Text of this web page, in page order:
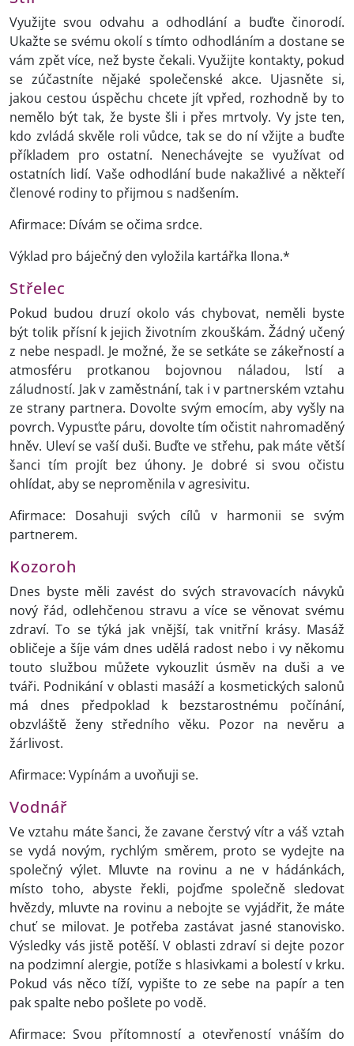
Využijte svou odvahu a odhodlání a buďte činorodí.
Ukažte se svému okolí s tímto odhodláním a dostane se
vám zpět více, než byste čekali. Využijte kontakty, pokud
se zúčastníte nějaké společenské akce. Ujasněte si,
jakou cestou úspěchu chcete jít vpřed, rozhodně by to
nemělo být tak, že byste šli i přes mrtvoly. Vy jste ten,
kdo zvládá skvěle roli vůdce, tak se do ní vžijte a buďte
příkladem pro ostatní. Nenechávejte se využívat od
ostatních lidí. Vaše odhodlání bude nakažlivé a někteří
členové rodiny to přijmou s nadšením.
Afirmace: Dívám se očima srdce.
Výklad pro báječný den vyložila kartářka Ilona.*
Střelec
Pokud budou druzí okolo vás chybovat, neměli byste
být tolik přísní k jejich životním zkouškám. Žádný učený
z nebe nespadl. Je možné, že se setkáte se zákeřností a
atmosféru protkanou bojovnou náladou, lstí a
záludností. Jak v zaměstnání, tak i v partnerském vztahu
ze strany partnera. Dovolte svým emocím, aby vyšly na
povrch. Vypusťte páru, dovolte tím očistit nahromaděný
hněv. Uleví se vaší duši. Buďte ve střehu, pak máte větší
šanci tím projít bez úhony. Je dobré si svou očistu
ohlídat, aby se neproměnila v agresivitu.
Afirmace: Dosahuji svých cílů v harmonii se svým
partnerem.
Kozoroh
Dnes byste měli zavést do svých stravovacích návyků
nový řád, odlehčenou stravu a více se věnovat svému
zdraví. To se týká jak vnější, tak vnitřní krásy. Masáž
obličeje a šíje vám dnes udělá radost nebo i vy někomu
touto službou můžete vykouzlit úsměv na duši a ve
tváři. Podnikání v oblasti masáží a kosmetických salonů
má dnes předpoklad k bezstarostnému počínání,
obzvláště ženy středního věku. Pozor na nevěru a
žárlivost.
Afirmace: Vypínám a uvoňuji se.
Vodnář
Ve vztahu máte šanci, že zavane čerstvý vítr a váš vztah
se vydá novým, rychlým směrem, proto se vydejte na
společný výlet. Mluvte na rovinu a ne v hádánkách,
místo toho, abyste řekli, pojďme společně sledovat
hvězdy, mluvte na rovinu a nebojte se vyjádřit, že máte
chuť se milovat. Je potřeba zastávat jasné stanovisko.
Výsledky vás jistě potěší. V oblasti zdraví si dejte pozor
na podzimní alergie, potíže s hlasivkami a bolestí v krku.
Pokud vás něco tíží, vypište to ze sebe na papír a ten
pak spalte nebo pošlete po vodě.
Afirmace: Svou přítomností a otevřeností vnáším do